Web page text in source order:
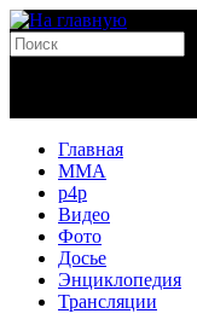
Главная
MMA
p4p
Видео
Фото
Досье
Энциклопедия
Трансляции